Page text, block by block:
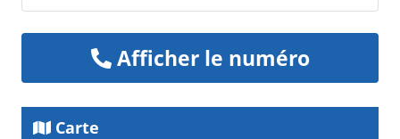
Afficher le numéro
Carte